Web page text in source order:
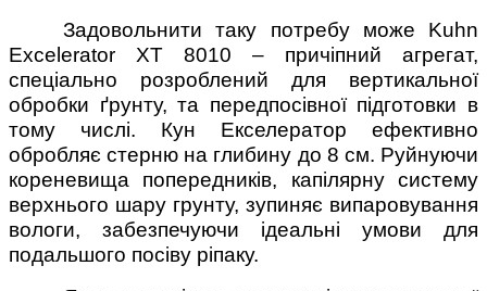
Задовольнити таку потребу може Kuhn
Excelerator XT 8010 – причіпний агрегат,
спеціально розроблений для вертикальної
обробки ґрунту, та передпосівної підготовки в
тому числі. Кун Екселератор ефективно
обробляє стерню на глибину до 8 см. Руйнуючи
кореневища попередників, капілярну систему
верхнього шару грунту, зупиняє випаровування
вологи, забезпечуючи ідеальні умови для
подальшого посіву ріпаку.